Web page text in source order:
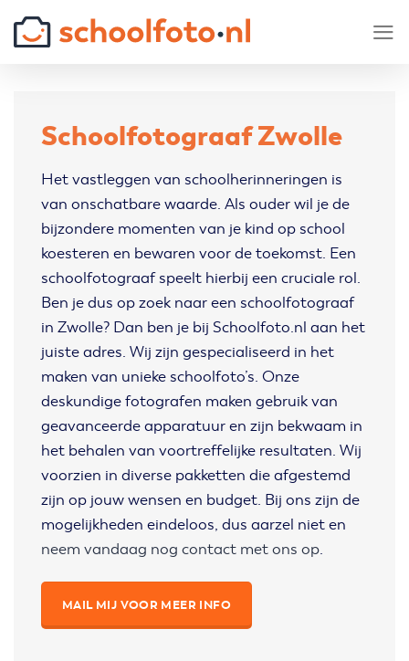
Schoolfotograaf Zwolle
Het vastleggen van schoolherinneringen is
van onschatbare waarde. Als ouder wil je de
bijzondere momenten van je kind op school
koesteren en bewaren voor de toekomst. Een
schoolfotograaf speelt hierbij een cruciale rol.
Ben je dus op zoek naar een schoolfotograaf
in Zwolle? Dan ben je bij Schoolfoto.nl aan het
juiste adres. Wij zijn gespecialiseerd in het
maken van unieke schoolfoto’s. Onze
deskundige fotografen maken gebruik van
geavanceerde apparatuur en zijn bekwaam in
het behalen van voortreffelijke resultaten. Wij
voorzien in diverse pakketten die afgestemd
zijn op jouw wensen en budget. Bij ons zijn de
mogelijkheden eindeloos, dus aarzel niet en
neem vandaag nog contact met ons op.
MAIL MIJ VOOR MEER INFO